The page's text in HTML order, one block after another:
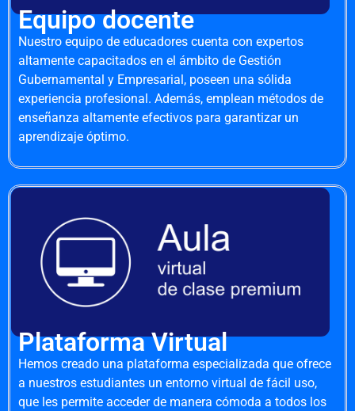
Equipo docente
Nuestro equipo de educadores cuenta con expertos
altamente capacitados en el ámbito de Gestión
Gubernamental y Empresarial, poseen una sólida
experiencia profesional. Además, emplean métodos de
enseñanza altamente efectivos para garantizar un
aprendizaje óptimo.
Plataforma Virtual
Hemos creado una plataforma especializada que ofrece
a nuestros estudiantes un entorno virtual de fácil uso,
que les permite acceder de manera cómoda a todos los